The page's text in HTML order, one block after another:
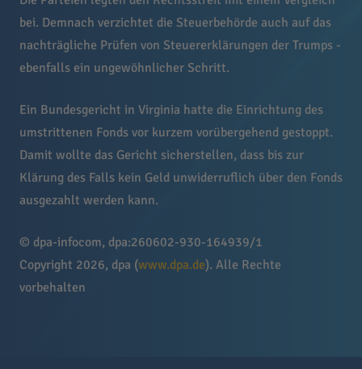
bei. Demnach verzichtet die Steuerbehörde auch auf das
nachträgliche Prüfen von Steuererklärungen der Trumps -
ebenfalls ein ungewöhnlicher Schritt.
Ein Bundesgericht in Virginia hatte die Einrichtung des
umstrittenen Fonds vor kurzem vorübergehend gestoppt.
Damit wollte das Gericht sicherstellen, dass bis zur
Klärung des Falls kein Geld unwiderruflich über den Fonds
ausgezahlt werden kann.
© dpa-infocom, dpa:260602-930-164939/1
Copyright 2026, dpa (www.dpa.de). Alle Rechte
vorbehalten